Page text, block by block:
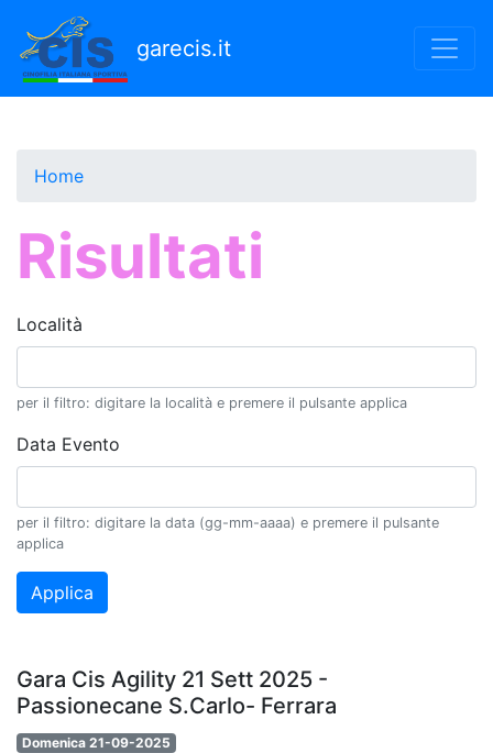
contenuto
principale
garecis.it
Home
Risultati
Località
per il filtro: digitare la località e premere il pulsante applica
Data Evento
per il filtro: digitare la data (gg-mm-aaaa) e premere il pulsante
applica
Gara Cis Agility 21 Sett 2025 -
Passionecane S.Carlo- Ferrara
Domenica 21-09-2025